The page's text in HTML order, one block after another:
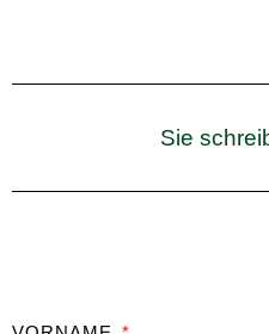
Sie